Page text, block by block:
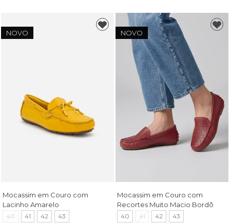
NOVO
Mocassim em Couro com
Lacinho Amarelo
40 41 42 43
NOVO
Mocassim em Couro com
Recortes Muito Macio Bordô
40 41 42 43